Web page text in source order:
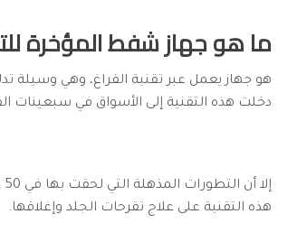
ما هو جهاز شفط المؤخرة
هو جهاز يعمل عبر تقنية الفراغ، وهي
دخلت هذه التقنية إلى الأسواق في سبعينات
إلا أن التطورات المذهلة التي لحقت بها في 50 عامًا فقط جعلتها من
هذه التقنية على علاج تقرحات الجلد وإغلاقها.